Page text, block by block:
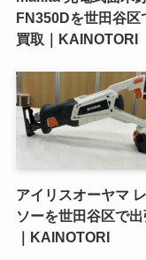
FN350Dを世田谷区
買取｜KAINOTORI
アイリスオーヤマ
ソーを世田谷区で
｜KAINOTORI